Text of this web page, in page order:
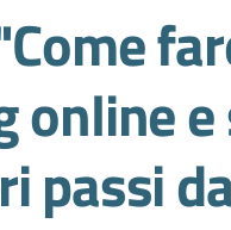
online
passi